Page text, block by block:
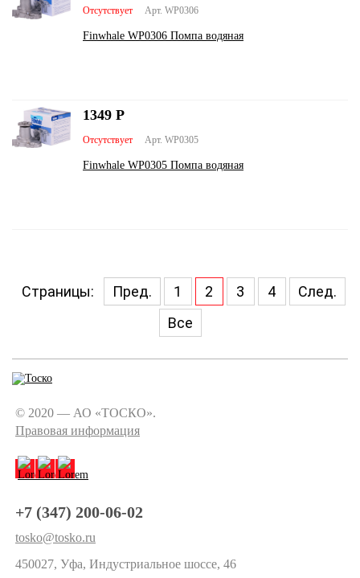
Арт. WP0306
Отсутствует
Finwhale WP0306 Помпа водяная
Арт. WP0305
Отсутствует
Finwhale WP0305 Помпа водяная
1349 Р
Страницы: Пред. 1 2 3 4
След.
Все
© 2020 — АО «ТОСКО».
Правовая информация
+7 (347) 200-06-02
tosko@tosko.ru
450027, Уфа, Индустриальное шоссе, 46